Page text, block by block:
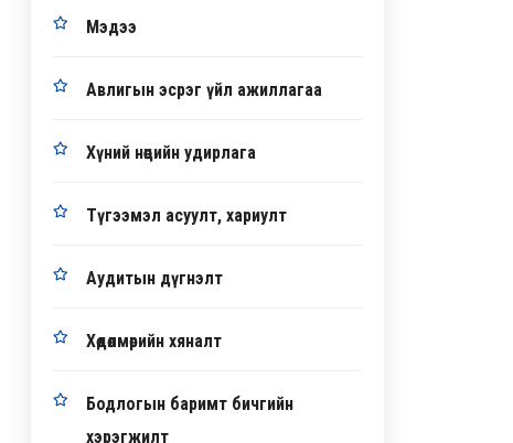
Мэдээ
Авлигын эсрэг үйл ажиллагаа
Хүний нөөцийн удирлага
Түгээмэл асуулт, хариулт
Аудитын дүгнэлт
Хөдөлмөрийн хяналт
Бодлогын баримт бичгийн
хэрэгжилт